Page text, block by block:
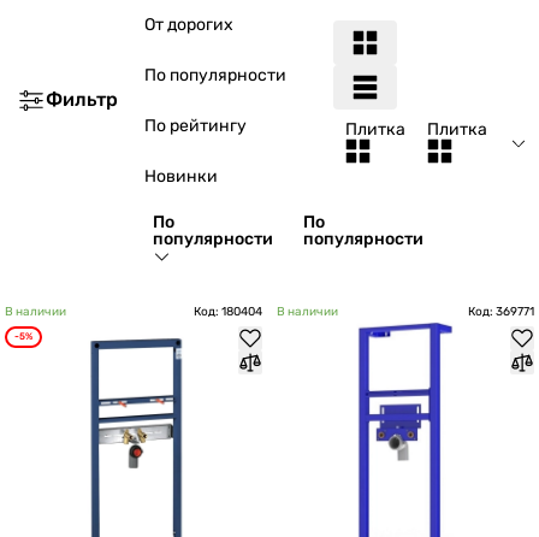
Фильтр
От дорогих
По популярности
По рейтингу
Новинки
По
популярности
По
популярности
Плитка Плитка
В наличии Код: 180404
-5%
В наличии Код: 369771